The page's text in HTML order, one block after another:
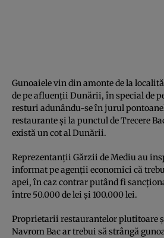
Gunoaiele vin din amonte de la
de pe afluenţii Dunării, în special de
resturi adunându-se în jurul
restaurante şi la punctul de Trecere
există un cot al Dunării.
Reprezentanţii Gărzii de Mediu au
informat pe agenţii economici că
apei, în caz contrar putând fi
între 50.000 de lei şi 100.000 lei.
Proprietarii restaurantelor plutitoare
Navrom Bac ar trebui să strângă